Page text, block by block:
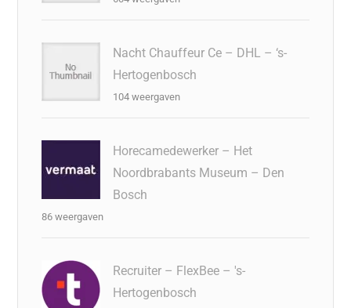
Nacht Chauffeur Ce – DHL – ‘s-
Hertogenbosch
104 weergaven
Horecamedewerker – Het
Noordbrabants Museum – Den
Bosch
86 weergaven
Recruiter – FlexBee – 's-
Hertogenbosch